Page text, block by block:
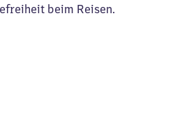
beim Reisen.